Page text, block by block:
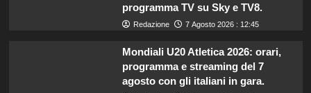
programma TV su Sky e TV8.
Redazione 7 Agosto 2026 : 12:45
Mondiali U20 Atletica 2026: orari,
programma e streaming del 7
agosto con gli italiani in gara.